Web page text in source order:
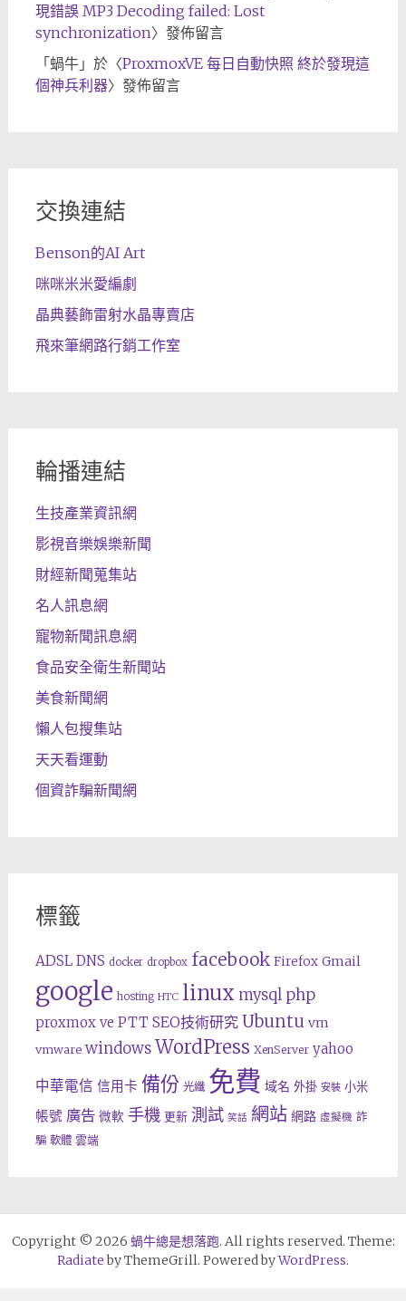
現錯誤 MP3 Decoding failed: Lost
synchronization〉發佈留言
「蝸牛」於〈ProxmoxVE 每日自動快照 終於發現這
個神兵利器〉發佈留言
交換連結
Benson的AI Art
咪咪米米愛編劇
晶典藝飾雷射水晶專賣店
飛來筆網路行銷工作室
輪播連結
生技產業資訊網
影視音樂娛樂新聞
財經新聞蒐集站
名人訊息網
寵物新聞訊息網
食品安全衛生新聞站
美食新聞網
懶人包搜集站
天天看運動
個資詐騙新聞網
標籤
ADSL DNS docker dropbox facebook Firefox Gmail
google hosting HTC linux mysql php
proxmox ve PTT SEO技術研究 Ubuntu vm
vmware windows WordPress XenServer yahoo
中華電信 信用卡 備份 光纖 免費 域名 外掛 安裝 小米
帳號 廣告 微軟 手機 更新 測試 笑話 網站 網路 虛擬機 詐
騙 軟體 雲端
Copyright © 2026 蝸牛總是想落跑. All rights reserved. Theme:
Radiateby ThemeGrill. Powered byWordPress.